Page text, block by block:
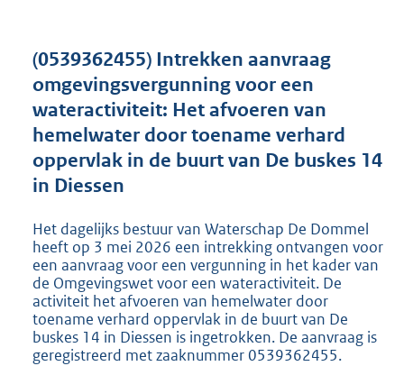
r
o
t
t
:
6
K
b
(0539362455) Intrekken aanvraag
omgevingsvergunning voor een
wateractiviteit: Het afvoeren van
hemelwater door toename verhard
oppervlak in de buurt van De buskes 14
in Diessen
Het dagelijks bestuur van Waterschap De Dommel
heeft op 3 mei 2026 een intrekking ontvangen voor
een aanvraag voor een vergunning in het kader van
de Omgevingswet voor een wateractiviteit. De
activiteit het afvoeren van hemelwater door
toename verhard oppervlak in de buurt van De
buskes 14 in Diessen is ingetrokken. De aanvraag is
geregistreerd met zaaknummer 0539362455.